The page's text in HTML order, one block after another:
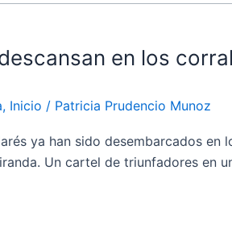
en los
, Inicio / Patricia Prudencio Munoz
ya han sido desembarcados
Un cartel de triunfadores en